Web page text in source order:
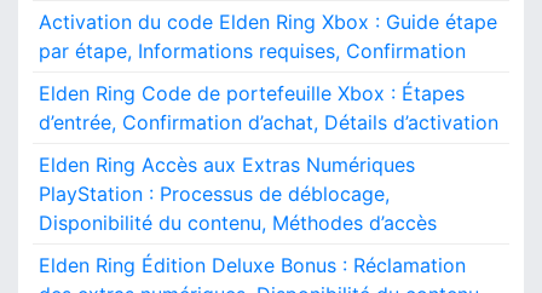
Activation du code Elden Ring Xbox : Guide étape
par étape, Informations requises, Confirmation
Elden Ring Code de portefeuille Xbox : Étapes
d’entrée, Confirmation d’achat, Détails d’activation
Elden Ring Accès aux Extras Numériques
PlayStation : Processus de déblocage,
Disponibilité du contenu, Méthodes d’accès
Elden Ring Édition Deluxe Bonus : Réclamation